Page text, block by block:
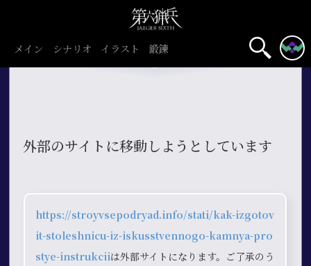
メイン シナリオ イラスト 鍛錬
外部のサイトに移動しようとしています
https://stroyvsepodryad.info/stati/kak-izgotov
it-stoleshnicu-iz-iskusstvennogo-kamnya-pro
stye-instrukciiは外部サイトになります。ご了承のう